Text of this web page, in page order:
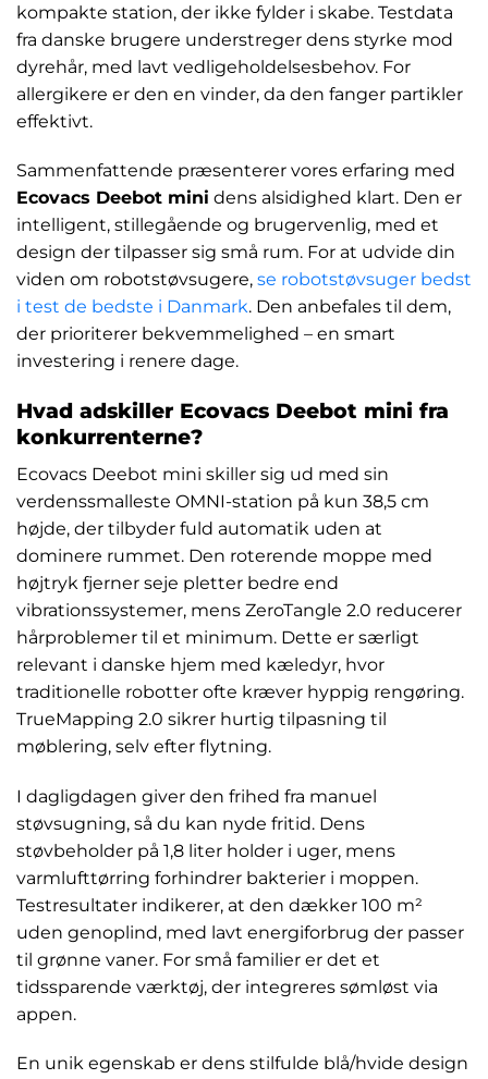
kompakte station, der ikke fylder i skabe. Testdata
fra danske brugere understreger dens styrke mod
dyrehår, med lavt vedligeholdelsesbehov. For
allergikere er den en vinder, da den fanger partikler
effektivt.
Sammenfattende præsenterer vores erfaring med
Ecovacs Deebot mini dens alsidighed klart. Den er
intelligent, stillegående og brugervenlig, med et
design der tilpasser sig små rum. For at udvide din
viden om robotstøvsugere, se robotstøvsuger bedst
i test de bedste i Danmark. Den anbefales til dem,
der prioriterer bekvemmelighed – en smart
investering i renere dage.
Hvad adskiller Ecovacs Deebot mini fra
konkurrenterne?
Ecovacs Deebot mini skiller sig ud med sin
verdenssmalleste OMNI-station på kun 38,5 cm
højde, der tilbyder fuld automatik uden at
dominere rummet. Den roterende moppe med
højtryk fjerner seje pletter bedre end
vibrationssystemer, mens ZeroTangle 2.0 reducerer
hårproblemer til et minimum. Dette er særligt
relevant i danske hjem med kæledyr, hvor
traditionelle robotter ofte kræver hyppig rengøring.
TrueMapping 2.0 sikrer hurtig tilpasning til
møblering, selv efter flytning.
I dagligdagen giver den frihed fra manuel
støvsugning, så du kan nyde fritid. Dens
støvbeholder på 1,8 liter holder i uger, mens
varmlufttørring forhindrer bakterier i moppen.
Testresultater indikerer, at den dækker 100 m²
uden genoplind, med lavt energiforbrug der passer
til grønne vaner. For små familier er det et
tidssparende værktøj, der integreres sømløst via
appen.
En unik egenskab er dens stilfulde blå/hvide design